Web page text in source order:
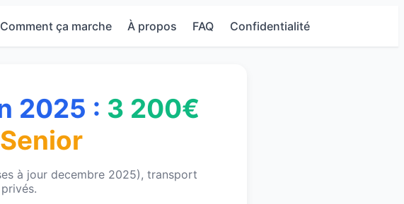
Comment ça marche À propos FAQ Confidentialité
2025 : 3 200€
à jour decembre 2025), transport